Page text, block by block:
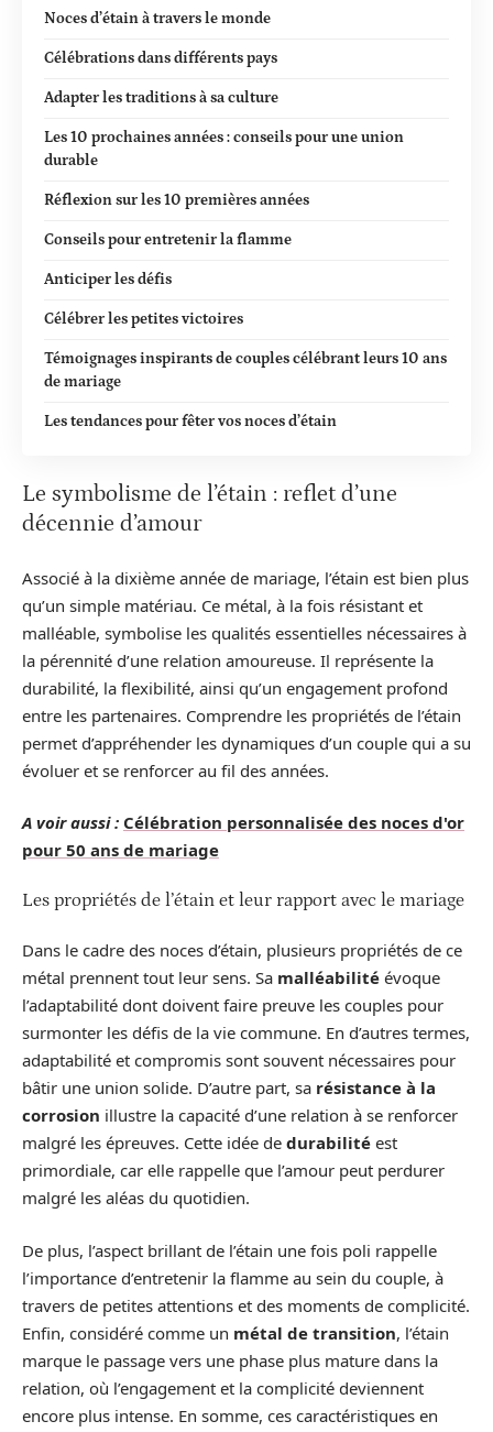
Noces d’étain à travers le monde
Célébrations dans différents pays
Adapter les traditions à sa culture
Les 10 prochaines années : conseils pour une union
durable
Réflexion sur les 10 premières années
Conseils pour entretenir la flamme
Anticiper les défis
Célébrer les petites victoires
Témoignages inspirants de couples célébrant leurs 10 ans
de mariage
Les tendances pour fêter vos noces d’étain
Le symbolisme de l’étain : reflet d’une
décennie d’amour
Associé à la dixième année de mariage, l’étain est bien plus
qu’un simple matériau. Ce métal, à la fois résistant et
malléable, symbolise les qualités essentielles nécessaires à
la pérennité d’une relation amoureuse. Il représente la
durabilité, la flexibilité, ainsi qu’un engagement profond
entre les partenaires. Comprendre les propriétés de l’étain
permet d’appréhender les dynamiques d’un couple qui a su
évoluer et se renforcer au fil des années.
A voir aussi : Célébration personnalisée des noces d'or
pour 50 ans de mariage
Les propriétés de l’étain et leur rapport avec le mariage
Dans le cadre des noces d’étain, plusieurs propriétés de ce
métal prennent tout leur sens. Sa malléabilité évoque
l’adaptabilité dont doivent faire preuve les couples pour
surmonter les défis de la vie commune. En d’autres termes,
adaptabilité et compromis sont souvent nécessaires pour
bâtir une union solide. D’autre part, sa résistance à la
corrosion illustre la capacité d’une relation à se renforcer
malgré les épreuves. Cette idée de durabilité est
primordiale, car elle rappelle que l’amour peut perdurer
malgré les aléas du quotidien.
De plus, l’aspect brillant de l’étain une fois poli rappelle
l’importance d’entretenir la flamme au sein du couple, à
travers de petites attentions et des moments de complicité.
Enfin, considéré comme un métal de transition, l’étain
marque le passage vers une phase plus mature dans la
relation, où l’engagement et la complicité deviennent
encore plus intense. En somme, ces caractéristiques en